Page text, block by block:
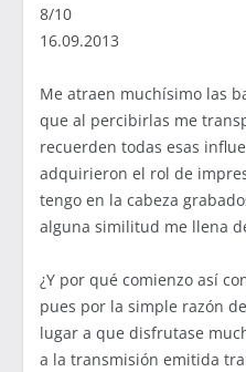
8/10
16.09.2013
Me atraen muchísimo las
que al percibirlas me
recuerden todas esas
adquirieron el rol de
tengo en la cabeza
alguna similitud me llena
¿Y por qué comienzo así
pues por la simple razón
lugar a que disfrutase
a la transmisión emitida